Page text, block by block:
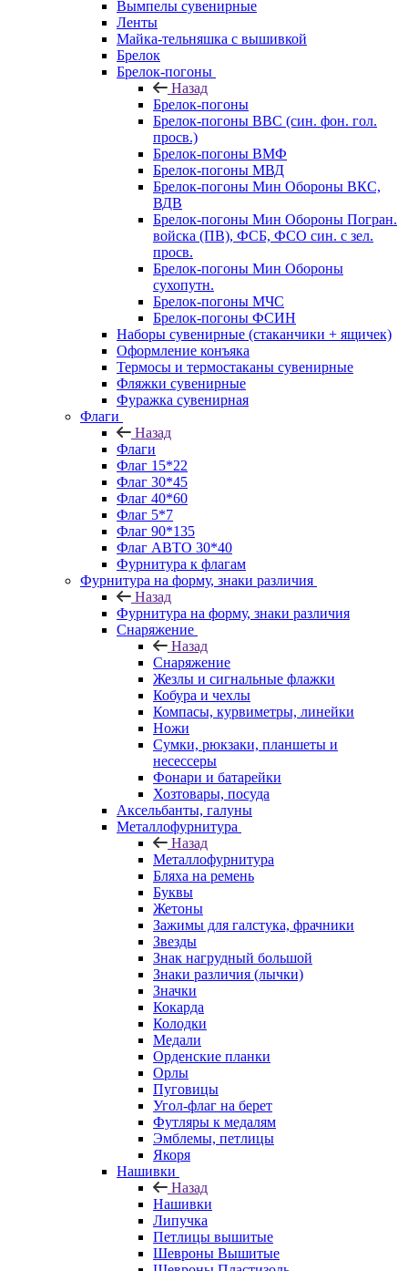
Вымпелы сувенирные
Ленты
Майка-тельняшка с вышивкой
Брелок
Брелок-погоны
Назад
Брелок-погоны
Брелок-погоны ВВС (син. фон. гол.
просв.)
Брелок-погоны ВМФ
Брелок-погоны МВД
Брелок-погоны Мин Обороны ВКС,
ВДВ
Брелок-погоны Мин Обороны Погран.
войска (ПВ), ФСБ, ФСО син. с зел.
просв.
Брелок-погоны Мин Обороны
сухопутн.
Брелок-погоны МЧС
Брелок-погоны ФСИН
Наборы сувенирные (стаканчики + ящичек)
Оформление конъяка
Термосы и термостаканы сувенирные
Фляжки сувенирные
Фуражка сувенирная
Флаги
Назад
Флаги
Флаг 15*22
Флаг 30*45
Флаг 40*60
Флаг 5*7
Флаг 90*135
Флаг АВТО 30*40
Фурнитура к флагам
Фурнитура на форму, знаки различия
Назад
Фурнитура на форму, знаки различия
Снаряжение
Назад
Снаряжение
Жезлы и сигнальные флажки
Кобура и чехлы
Компасы, курвиметры, линейки
Ножи
Сумки, рюкзаки, планшеты и
несессеры
Фонари и батарейки
Хозтовары, посуда
Аксельбанты, галуны
Металлофурнитура
Назад
Металлофурнитура
Бляха на ремень
Буквы
Жетоны
Зажимы для галстука, фрачники
Звезды
Знак нагрудный большой
Знаки различия (лычки)
Значки
Кокарда
Колодки
Медали
Орденские планки
Орлы
Пуговицы
Угол-флаг на берет
Футляры к медалям
Эмблемы, петлицы
Якоря
Нашивки
Назад
Нашивки
Липучка
Петлицы вышитые
Шевроны Вышитые